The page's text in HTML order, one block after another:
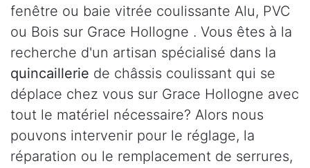
fenêtre ou baie vitrée coulissante Alu, PVC
ou Bois sur Grace Hollogne . Vous êtes à la
recherche d'un artisan spécialisé dans la
quincaillerie de châssis coulissant qui se
déplace chez vous sur Grace Hollogne avec
tout le matériel nécessaire? Alors nous
pouvons intervenir pour le réglage, la
réparation ou le remplacement de serrures,